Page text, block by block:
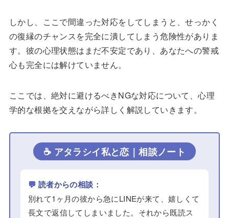
しかし、ここで間違った対応をしてしまうと、せっかく
の復縁のチャンスを完全に潰してしまう危険性がありま
す。彼の心理状態はまだ不安定であり、あなたへの警戒
心も完全には解けていません。
ここでは、絶対に避けるべきNGな対応について、心理
学的な根拠を交えながら詳しく解説していきます。
☕ アタラシイ私と恋｜相談ノート
💬 読者からの相談：
別れて1ヶ月の彼から急にLINEが来て、嬉しくて
長文で返信してしまいました。それから既読ス